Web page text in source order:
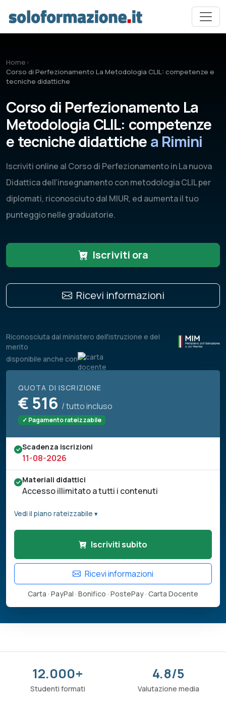
Home ›
Corso di Perfezionamento La Metodologia CLIL: competenze e
tecniche didattiche
Corso di Perfezionamento La
Metodologia CLIL: competenze
e tecniche didattiche a Rimini
Iscriviti online al Corso di Perfezionamento in La nuova
Didattica dell’insegnamento con metodologia CLIL per
diplomati, riconosciuto dal MIUR, ed aumenta il tuo
punteggio nelle graduatorie.
Iscriviti ora
Ricevi informazioni
Riconosciuta dal ministero dell'istruzione e del
merito
disponibile anche con
QUOTA DI ISCRIZIONE
€ 516 / tutto incluso
✓ Pagamento rateizzabile
Scadenza iscrizioni
11-08-2026
Materiali didattici
Accesso illimitato a tutti i contenuti
Vedi il piano rateizzabile ▾
Iscriviti subito
Ricevi informazioni
Carta · PayPal · Bonifico · PostePay · Carta Docente
12.000+
Studenti formati
4.8/5
Valutazione media